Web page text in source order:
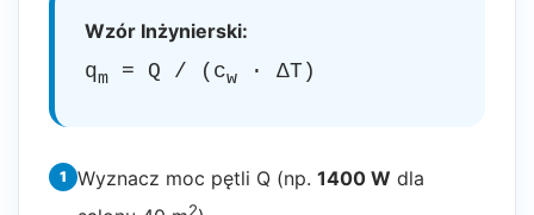
Wzór Inżynierski:
qm = Q / (cw · ΔT)
1 Wyznacz moc pętli Q (np. 1400 W dla
2